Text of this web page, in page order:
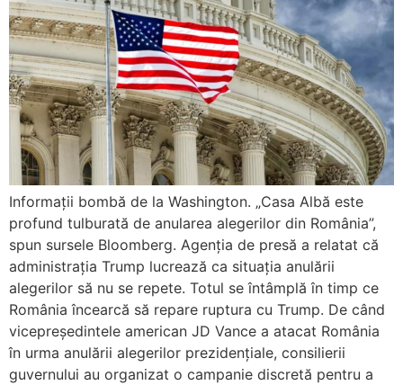
Informații bombă de la Washington. „Casa Albă este
profund tulburată de anularea alegerilor din România”,
spun sursele Bloomberg. Agenția de presă a relatat că
administrația Trump lucrează ca situația anulării
alegerilor să nu se repete. Totul se întâmplă în timp ce
România încearcă să repare ruptura cu Trump. De când
vicepreședintele american JD Vance a atacat România
în urma anulării alegerilor prezidențiale, consilierii
guvernului au organizat o campanie discretă pentru a